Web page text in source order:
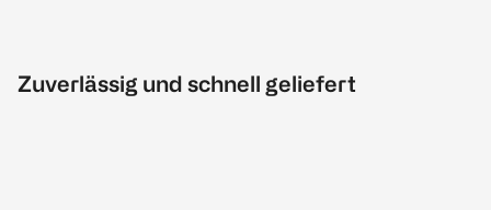
Zuverlässig und schnell geliefert